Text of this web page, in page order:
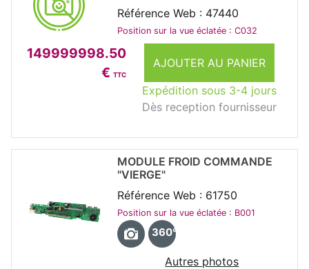
149999998.50
€ TTC
AJOUTER AU PANIER
Expédition sous 3-4 jours
Dès reception fournisseur
Référence Web : 47440
Position sur la vue éclatée : C032
MODULE FROID COMMANDE
"VIERGE"
Référence Web : 61750
Position sur la vue éclatée : B001
360°
Autres photos